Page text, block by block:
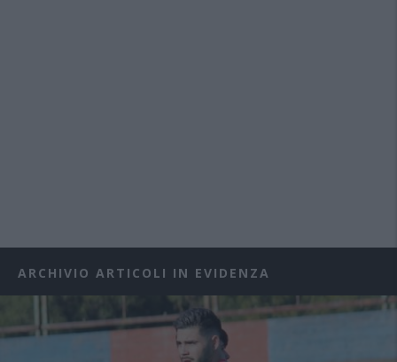
ARCHIVIO ARTICOLI IN EVIDENZA